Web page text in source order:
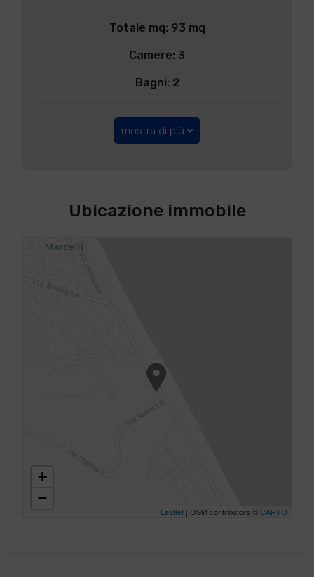
Totale mq: 93 mq
Camere: 3
Bagni: 2
mostra di più
Ubicazione immobile
+
−
Leaflet| OSM contributors ©CARTO